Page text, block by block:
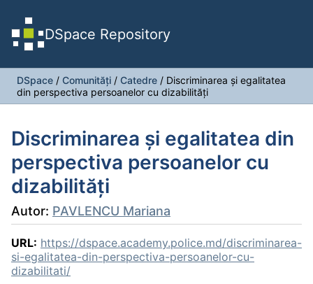
DSpace Repository
DSpace / Comunități / Catedre / Discriminarea şi egalitatea
din perspectiva persoanelor cu dizabilităţi
Discriminarea şi egalitatea din
perspectiva persoanelor cu
dizabilităţi
Autor: PAVLENCU Mariana
URL: https://dspace.academy.police.md/discriminarea-
si-egalitatea-din-perspectiva-persoanelor-cu-
dizabilitati/